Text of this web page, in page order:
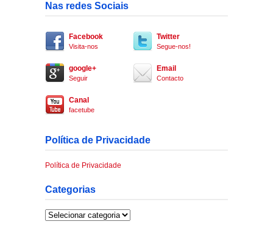
Nas redes Sociais
Facebook
Visita-nos
Twitter
Segue-nos!
google+
Seguir
Email
Contacto
Canal
facetube
Política de Privacidade
Política de Privacidade
Categorias
Categorias